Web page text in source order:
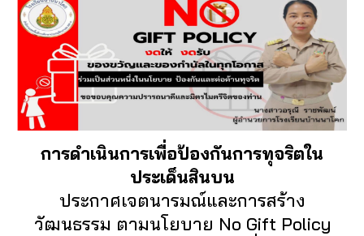
การดำเนินการเพื่อป้องกันการทุจริตใน
ประเด็นสินบน
ประกาศเจตนารมณ์และการสร้าง
วัฒนธรรม ตามนโยบาย No Gift Policy